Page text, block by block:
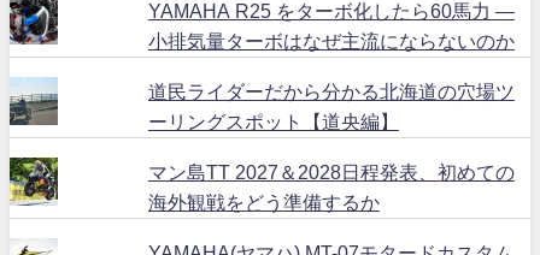
YAMAHA R25 をターボ化したら60馬力 ―
小排気量ターボはなぜ主流にならないのか
道民ライダーだから分かる北海道の穴場ツ
ーリングスポット【道央編】
マン島TT 2027＆2028日程発表、初めての
海外観戦をどう準備するか